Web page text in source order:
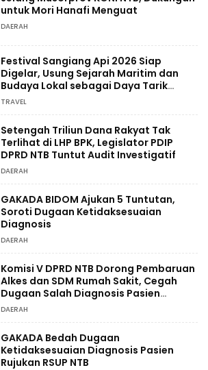
untuk Mori Hanafi Menguat
DAERAH
Festival Sangiang Api 2026 Siap
Digelar, Usung Sejarah Maritim dan
Budaya Lokal sebagai Daya Tarik
Wisata
TRAVEL
Setengah Triliun Dana Rakyat Tak
Terlihat di LHP BPK, Legislator PDIP
DPRD NTB Tuntut Audit Investigatif
DAERAH
GAKADA BIDOM Ajukan 5 Tuntutan,
Soroti Dugaan Ketidaksesuaian
Diagnosis
DAERAH
Komisi V DPRD NTB Dorong Pembaruan
Alkes dan SDM Rumah Sakit, Cegah
Dugaan Salah Diagnosis Pasien
Rujukan Bima-Dompu
DAERAH
GAKADA Bedah Dugaan
Ketidaksesuaian Diagnosis Pasien
Rujukan RSUP NTB